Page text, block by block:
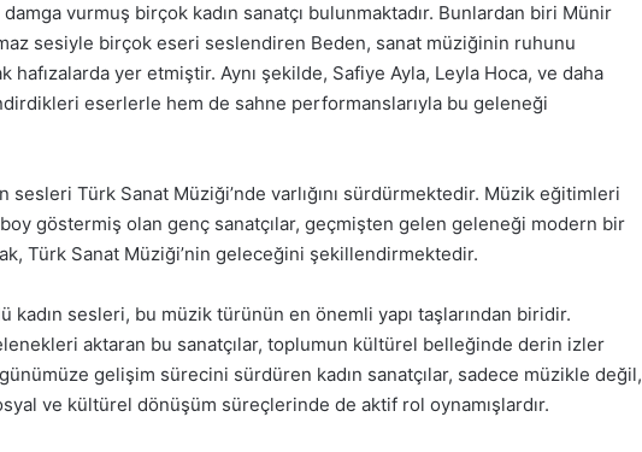
vurmuş birçok kadın sanatçı bulunmaktadır. Bunlardan biri Münir
sesiyle birçok eseri seslendiren Beden, sanat müziğinin ruhunu
hafızalarda yer etmiştir. Aynı şekilde, Safiye Ayla, Leyla Hoca, ve daha
eserlerle hem de sahne performanslarıyla bu geleneği
sesleri Türk Sanat Müziği’nde varlığını sürdürmektedir. Müzik eğitimleri
boy göstermiş olan genç sanatçılar, geçmişten gelen geleneği modern bir
Türk Sanat Müziği’nin geleceğini şekillendirmektedir.
kadın sesleri, bu müzik türünün en önemli yapı taşlarından biridir.
aktaran bu sanatçılar, toplumun kültürel belleğinde derin izler
günümüze gelişim sürecini sürdüren kadın sanatçılar, sadece müzikle değil,
ve kültürel dönüşüm süreçlerinde de aktif rol oynamışlardır.